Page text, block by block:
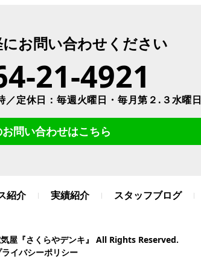
お問い合わせください
21-4921
／定休日：毎週火曜日・毎月第２.３水曜日
問い合わせはこちら
紹介 実績紹介 スタッフブログ
屋『さくらやデンキ』 All Rights Reserved.
イバシーポリシー